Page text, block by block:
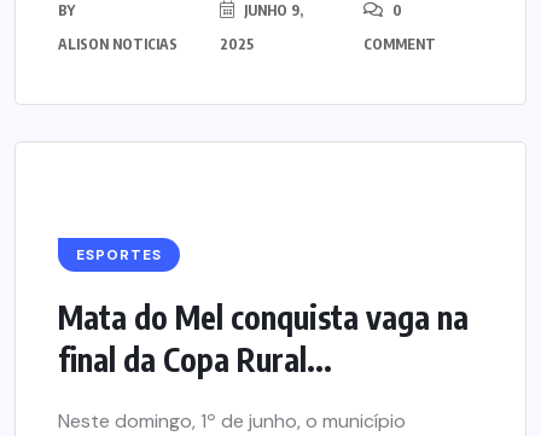
BY
ALISON NOTICIAS
JUNHO 9,
2025
0
COMMENT
ESPORTES
Mata do Mel conquista vaga na
final da Copa Rural...
Neste domingo, 1º de junho, o município